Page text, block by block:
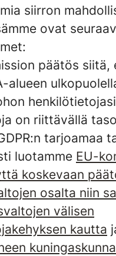
siirron
ovat
päätös siitä,
alueen
on riittävällä
tarjoamaa
luotamme EU-
koskevaan
osalta niin
välisen
kautta